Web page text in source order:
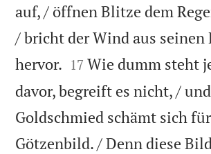
auf, / öffnen Blitze dem
/ bricht der Wind aus seinen
hervor. 

17 Wie dumm steht
davor, begreift es nicht, /
Goldschmied schämt sich
Götzenbild. / Denn diese